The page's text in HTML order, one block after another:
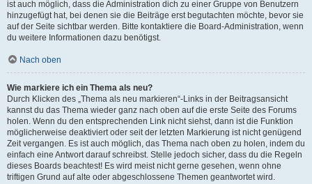
ist auch möglich, dass die Administration dich zu einer Gruppe von Benutzern
hinzugefügt hat, bei denen sie die Beiträge erst begutachten möchte, bevor sie
auf der Seite sichtbar werden. Bitte kontaktiere die Board-Administration, wenn
du weitere Informationen dazu benötigst.
Nach oben
Wie markiere ich ein Thema als neu?
Durch Klicken des „Thema als neu markieren“-Links in der Beitragsansicht
kannst du das Thema wieder ganz nach oben auf die erste Seite des Forums
holen. Wenn du den entsprechenden Link nicht siehst, dann ist die Funktion
möglicherweise deaktiviert oder seit der letzten Markierung ist nicht genügend
Zeit vergangen. Es ist auch möglich, das Thema nach oben zu holen, indem du
einfach eine Antwort darauf schreibst. Stelle jedoch sicher, dass du die Regeln
dieses Boards beachtest! Es wird meist nicht gerne gesehen, wenn ohne
triftigen Grund auf alte oder abgeschlossene Themen geantwortet wird.